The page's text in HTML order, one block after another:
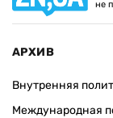
не
АРХИВ
Внутренняя
Международная